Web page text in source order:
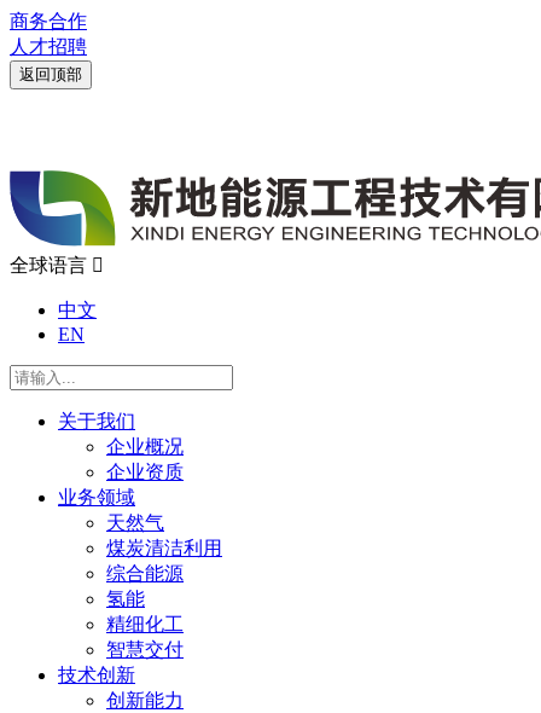
商务合作
人才招聘
返回顶部
全球语言 
中文
EN
关于我们
企业概况
企业资质
业务领域
天然气
煤炭清洁利用
综合能源
氢能
精细化工
智慧交付
技术创新
创新能力